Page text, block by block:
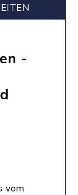
-
vom